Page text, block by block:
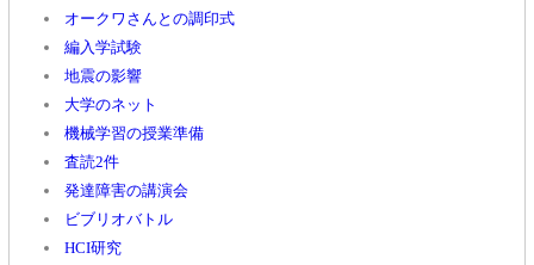
オークワさんとの調印式
編入学試験
地震の影響
大学のネット
機械学習の授業準備
査読2件
発達障害の講演会
ビブリオバトル
HCI研究